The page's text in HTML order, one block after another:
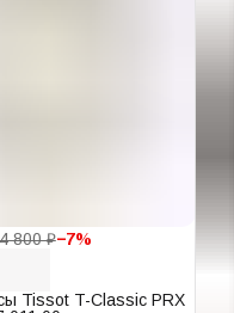
800 ₽−7%
Tissot T-Classic PRX